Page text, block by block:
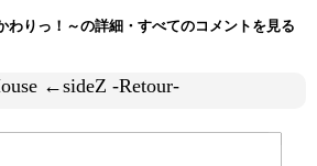
わりっ！～の詳細・すべてのコメントを見る
←sideZ -Retour-